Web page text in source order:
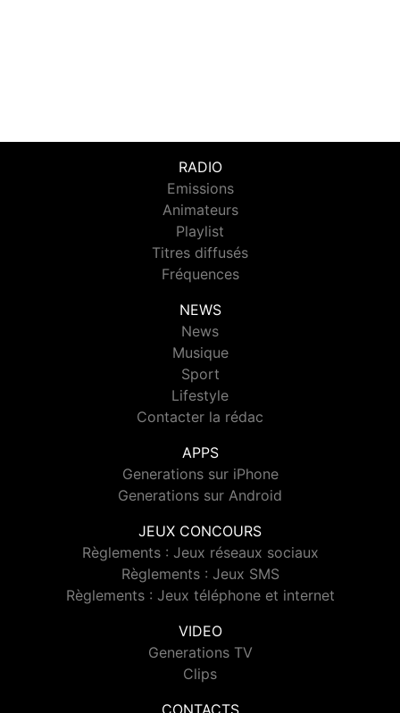
RADIO
Emissions
Animateurs
Playlist
Titres diffusés
Fréquences
NEWS
News
Musique
Sport
Lifestyle
Contacter la rédac
APPS
Generations sur iPhone
Generations sur Android
JEUX CONCOURS
Règlements : Jeux réseaux sociaux
Règlements : Jeux SMS
Règlements : Jeux téléphone et internet
VIDEO
Generations TV
Clips